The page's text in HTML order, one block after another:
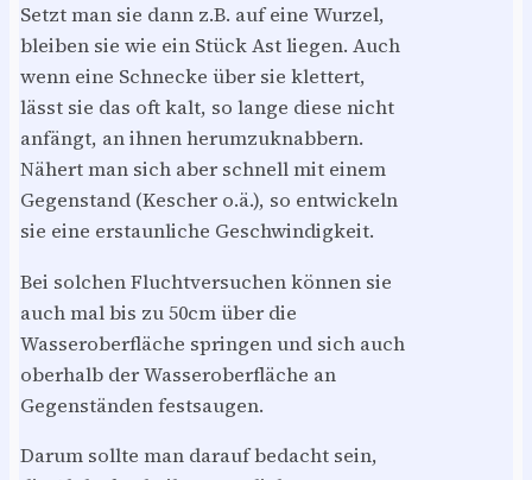
Setzt man sie dann z.B. auf eine Wurzel,
bleiben sie wie ein Stück Ast liegen. Auch
wenn eine Schnecke über sie klettert,
lässt sie das oft kalt, so lange diese nicht
anfängt, an ihnen herumzuknabbern.
Nähert man sich aber schnell mit einem
Gegenstand (Kescher o.ä.), so entwickeln
sie eine erstaunliche Geschwindigkeit.
Bei solchen Fluchtversuchen können sie
auch mal bis zu 50cm über die
Wasseroberfläche springen und sich auch
oberhalb der Wasseroberfläche an
Gegenständen festsaugen.
Darum sollte man darauf bedacht sein,